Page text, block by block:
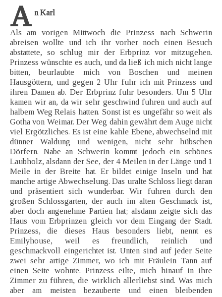
A n Karl
Als am vorigen Mittwoch die Prinzess nach Schwerin
abreisen wollte und ich ihr vorher noch einen Besuch
abstattete, so schlug mir der Erbprinz vor mitzugehen.
Prinzess wünschte es auch, und da ließ ich mich nicht lange
bitten, beurlaubte mich von Boschen und meinen
Hausgöttern, und gegen 2 Uhr fuhr ich mit Prinzess und
ihren Damen ab. Der Erbprinz fuhr besonders. Um 5 Uhr
kamen wir an, da wir sehr geschwind fuhren und auch auf
halbem Weg Relais hatten. Sonst ist es ungefähr so weit als
Gotha von Weimar. Der Weg dahin gewährt dem Auge nicht
viel Ergötzliches. Es ist eine kahle Ebene, abwechselnd mit
dünner Waldung und wenigen, nicht sehr hübschen
Dörfern. Nabe an Schwerin kommt jedoch ein schönes
Laubholz, alsdann der See, der 4 Meilen in der Länge und 1
Meile in der Breite hat. Er bildet einige Inseln und hat
manche artige Abwechselung. Das uralte Schloss liegt daran
und präsentiert sich wunderbar. Wir fuhren durch den
großen Schlossgarten, der auch im alten Geschmack ist,
aber doch angenehme Partien hat; alsdann zeigte sich das
Haus vom Erbprinzen gleich vor dem Eingang der Stadt.
Prinzess, die dieses Haus besonders liebt, nennt es
Emilyhouse, weil es freundlich, reinlich und
geschmackvoll eingerichtet ist. Unten sind auf jeder Seite
zwei sehr artige Zimmer, wo ich mit Fräulein Tann auf
einen Seite wohnte. Prinzess eilte, mich hinauf in ihre
Zimmer zu führen, die wirklich allerliebst sind. Was mich
aber am meisten bezauberte und einen bleibenden